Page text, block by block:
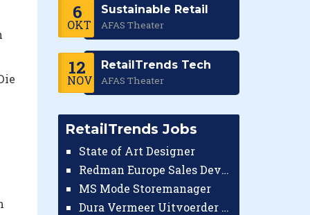
6
OKT
Sustainable Retail
AFAS Theater
12
NOV
RetailTrends Tech
AFAS Theater
RetailTrends Jobs
State of Art Designer
Redman Europe Sales Developer (Europe)
MS Mode Storemanager
Dura Vermeer Uitvoerder GWW Amsterdam